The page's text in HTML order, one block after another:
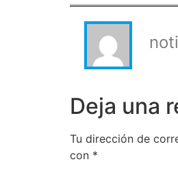
Deja una
Tu dirección de
con *